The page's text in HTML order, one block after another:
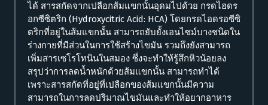
ได้ สารสกัดจากเปลือกส้มแขกนั้นอุดมไปด้วย กรดไฮดร
อกซีซิตริก (Hydroxycitric Acid: HCA) โดยกรดไอดรอซีซิ
ตริกที่อยู่ในส้มแขกนั้น สามารถยับยั้งเอนไซม์บางชนิดใน
ร่างกายที่มีส่วนในการใช้สร้างไขมัน รวมถึงยังสามารถ
เพิ่มสารเซโรโทนินในสมอง ซึ่งจะทำให้รู้สึกหิวน้อยลง
สรุปว่าการลดน้ำหนักด้วยส้มแขกนั้น สามารถทำได้
เพราะสารสกัดที่อยู่ที่เปลือกของส้มแขกนั้นมีความ
สามารถในการลดปริมาณไขมันและทำให้อยากอาหาร